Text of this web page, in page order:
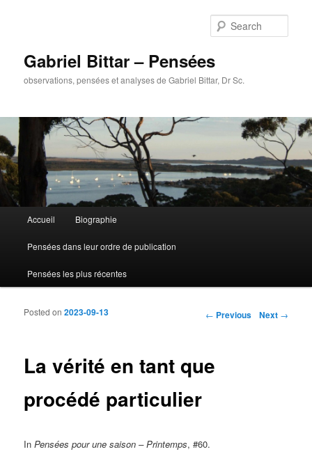
Gabriel Bittar – Pensées
observations, pensées et analyses de Gabriel Bittar, Dr Sc.
Skip to primary content
Skip to secondary content
Accueil Biographie
Pensées dans leur ordre de publication
Pensées les plus récentes
Post navigation ← Previous Next →
La vérité en tant que
procédé particulier
Posted on2023-09-13
InPensées pour une saison – Printemps, #60.